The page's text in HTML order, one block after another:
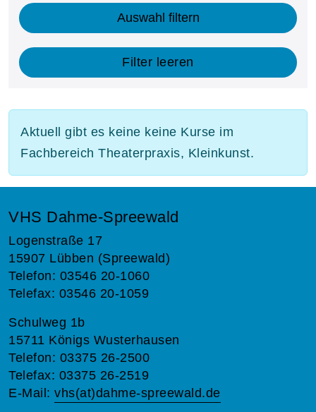
Auswahl filtern
Filter leeren
Aktuell gibt es keine keine Kurse im
Fachbereich Theaterpraxis, Kleinkunst.
VHS Dahme-Spreewald
Logenstraße 17
15907 Lübben (Spreewald)
Telefon: 03546 20-1060
Telefax: 03546 20-1059
Schulweg 1b
15711 Königs Wusterhausen
Telefon: 03375 26-2500
Telefax: 03375 26-2519
E-Mail: vhs(at)dahme-spreewald.de